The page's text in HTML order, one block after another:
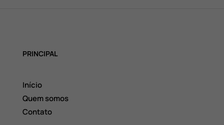
PRINCIPAL
Início
Quem somos
Contato